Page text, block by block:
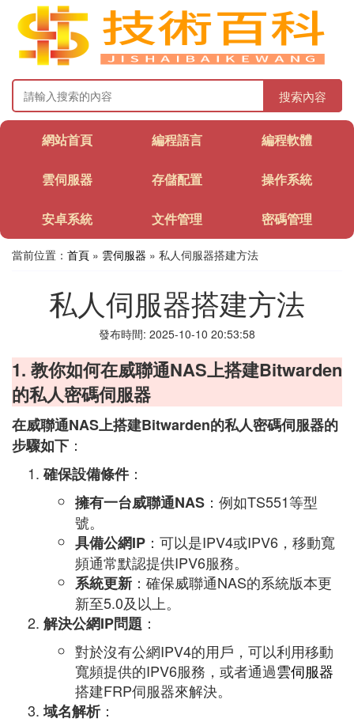
搜索內容
網站首頁 編程語言 編程軟體
雲伺服器 存儲配置 操作系統
安卓系統 文件管理 密碼管理
當前位置： 首頁 » 雲伺服器 » 私人伺服器搭建方法
私人伺服器搭建方法
發布時間: 2025-10-10 20:53:58
1. 教你如何在威聯通NAS上搭建Bitwarden
的私人密碼伺服器
在威聯通NAS上搭建Bitwarden的私人密碼伺服器的
步驟如下 ：
確保設備條件：
擁有一台威聯通NAS ：例如TS551等型
號。
具備公網IP ：可以是IPV4或IPV6，移動寬
頻通常默認提供IPV6服務。
系統更新 ：確保威聯通NAS的系統版本更
新至5.0及以上。
解決公網IP問題 ：
對於沒有公網IPV4的用戶，可以利用移動
寬頻提供的IPV6服務，或者通過雲伺服器
搭建FRP伺服器來解決。
域名解析：